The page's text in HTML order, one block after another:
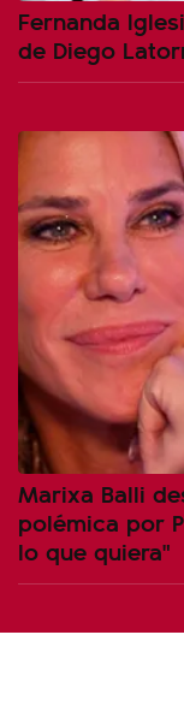
Fernanda
de Diego
Marixa Balli
polémica por
lo que quiera"